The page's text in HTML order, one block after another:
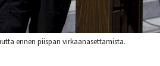
ennen piispan virkaanasettamista.